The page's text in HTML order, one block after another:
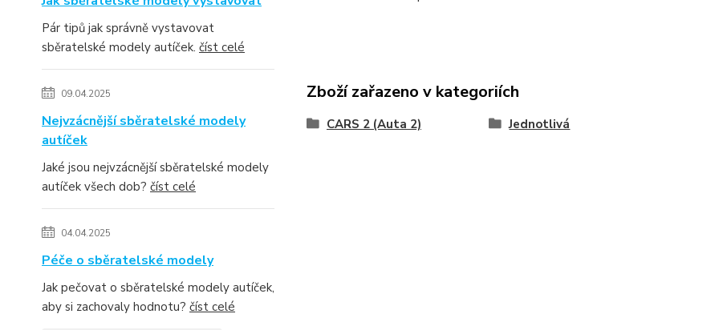
Pár tipů jak správně vystavovat
sběratelské modely autíček. číst celé
09.04.2025
Nejvzácnější sběratelské modely
autíček
Jaké jsou nejvzácnější sběratelské modely
autíček všech dob? číst celé
04.04.2025
Péče o sběratelské modely
Jak pečovat o sběratelské modely autíček,
aby si zachovaly hodnotu? číst celé
Zboží zařazeno v kategoriích
CARS 2 (Auta 2) Jednotlivá